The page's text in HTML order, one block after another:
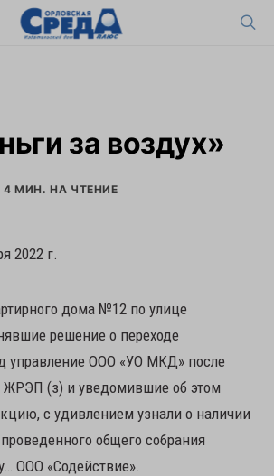
за воздух»
4 МИН. НА ЧТЕНИЕ
2022 г.
дома №12 по улице
решение о переходе
управление ООО «УО МКД» после
ЖРЭП (з) и уведомившие об этом
с удивлением узнали о наличии
общего собрания
ООО «Содействие».